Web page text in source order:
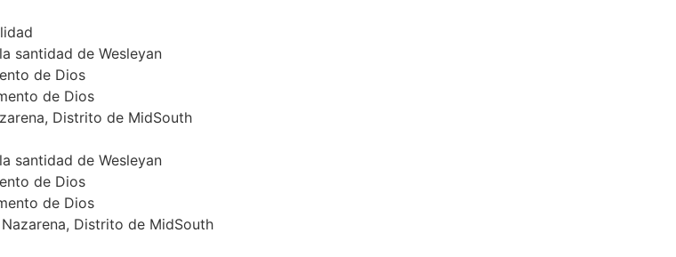
santidad de Wesleyan
de Dios
de Dios
Distrito de MidSouth
santidad de Wesleyan
de Dios
de Dios
Distrito de MidSouth